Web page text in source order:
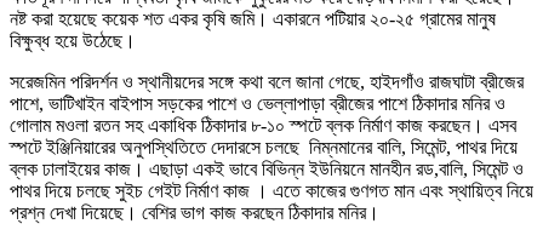
নষ্ট করা হয়েছে কয়েক শত একর কৃষি জমি। একারনে পটিয়ার ২০-২৫ গ্রামের মানুষ
বিক্ষুব্ধ হয়ে উঠেছে।
সরেজমিন পরিদর্শন ও স্থানীয়দের সঙ্গে কথা বলে জানা গেছে, হাইদগাঁও রাজঘাটা ব্রীজের
পাশে, ভাটিখাইন বাইপাস সড়কের পাশে ও ভেল্লাপাড়া ব্রীজের পাশে ঠিকাদার মনির ও
গোলাম মওলা রতন সহ একাধিক ঠিকাদার ৮-১০ স্পটে ব্লক নির্মাণ কাজ করছেন। এসব
স্পটে ইঞ্জিনিয়ারের অনুপস্থিতিতে দেদারসে চলছে নিম্নমানের বালি, সিমেন্ট, পাথর দিয়ে
ব্লক ঢালাইয়ের কাজ। এছাড়া একই ভাবে বিভিন্ন ইউনিয়নে মানহীন রড,বালি, সিমেন্ট ও
পাথর দিয়ে চলছে সুইচ গেইট নির্মাণ কাজ । এতে কাজের গুণগত মান এবং স্থায়িত্ব নিয়ে
প্রশ্ন দেখা দিয়েছে। বেশির ভাগ কাজ করছেন ঠিকাদার মনির।